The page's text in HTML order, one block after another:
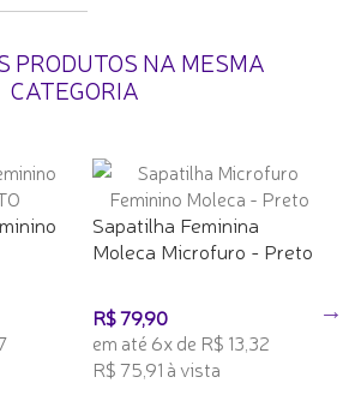
PRODUTOS NA MESMA
CATEGORIA
Sapatilha Feminina
Moleca Microfuro - Preto
R$ 79,90
em até 6x de R$ 13,32
R$ 75,91 à vista